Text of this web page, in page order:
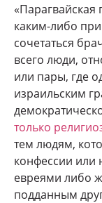
«Парагвайская
каким-либо
сочетаться
всего люди,
или пары, где
израильским
только
тем людям,
конфессии или
евреями либо
подданным